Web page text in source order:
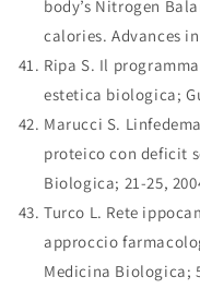
body’s Nitrogen
calories. Advances
Ripa S. Il
estetica biologica;
Marucci S.
proteico con deficit
Biologica; 21-25,
Turco L. Rete
approccio
Medicina Biologica;